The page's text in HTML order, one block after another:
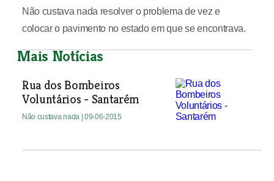
Não custava nada resolver o problema de vez e
colocar o pavimento no estado em que se encontrava.
Mais Notícias
Rua dos Bombeiros
Voluntários - Santarém
Não custava nada | 09-06-2015